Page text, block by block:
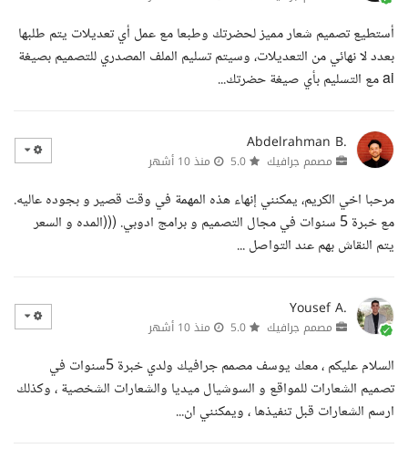
أستطيع تصميم شعار مميز لحضرتك وطبعا مع عمل أي تعديلات يتم طلبها
بعدد لا نهائي من التعديلات، وسيتم تسليم الملف المصدري للتصميم بصيغة
ai مع التسليم بأي صيغة حضرتك...
Abdelrahman B.
مصمم جرافيك منذ 10 أشهر
مرحبا اخي الكريم، يمكنني إنهاء هذه المهمة في وقت قصير و بجوده عاليه.
مع خبرة 5 سنوات في مجال التصميم و برامج ادوبي. (((المده و السعر
يتم النقاش بهم عند التواصل ...
Yousef A.
مصمم جرافيك منذ 10 أشهر
السلام عليكم ، معك يوسف مصمم جرافيك ولدي خبرة 5سنوات في
تصميم الشعارات للمواقع و السوشيال ميديا والشعارات الشخصية ، وكذلك
ارسم الشعارات قبل تنفيذها ، ويمكنني ان...